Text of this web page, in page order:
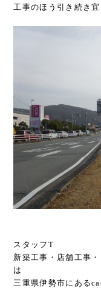
工事のほう引き続き
スタッフT
新築工事・店舗工事
は
三重県伊勢市にある